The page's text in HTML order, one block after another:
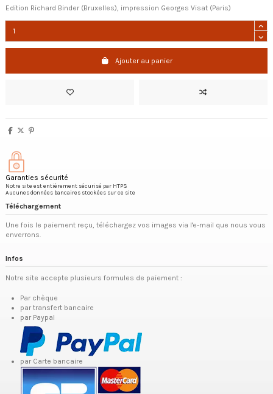
Edition Richard Binder (Bruxelles), impression Georges Visat (Paris)
Ajouter au panier
Garanties sécurité
Notre site est entièrement sécurisé par HTPS
Aucunes données bancaires stockées sur ce site
Téléchargement
Une fois le paiement reçu, téléchargez vos images via l'e-mail que nous vous
enverrons.
Infos
Notre site accepte plusieurs formules de paiement :
Par chèque
par transfert bancaire
par Paypal
par Carte bancaire